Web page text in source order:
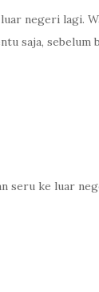
negeri lagi.
saja,
ke luar